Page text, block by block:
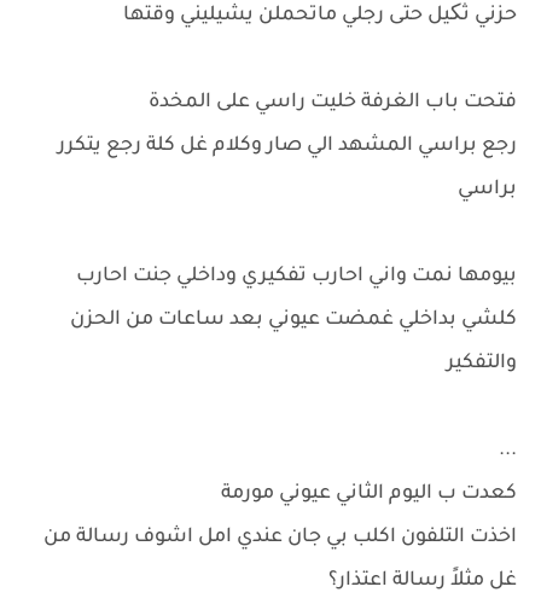
حزني ثکيل حتى رجلي ماتحملن يشيليني وقتها
فتحت باب الغرفة خليت راسي على المخدة
رجع براسي المشهد الي صار وكلام غل كلة رجع يتكرر
براسي
بيومها نمت واني احارب تفكيري وداخلي جنت احارب
كلشي بداخلي غمضت عيوني بعد ساعات من الحزن
والتفكير
...
كعدت ب اليوم الثاني عيوني مورمة
اخذت التلفون اكلب بي جان عندي امل اشوف رسالة من
غل مثلاً رسالة اعتذار؟